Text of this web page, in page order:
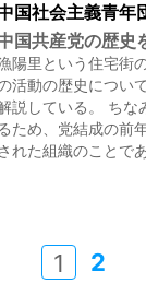
国社会主義青年
国共産党の歴史
陽里という住宅街
活動の歴史につい
説している。 ちな
るため、党結成の前
された組織のことで
1 2